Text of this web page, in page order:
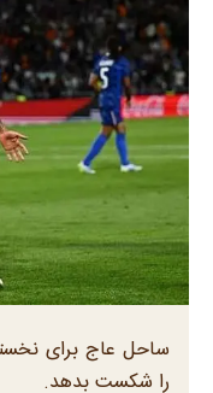
ساحل عاج برای
را شکست بدهد.